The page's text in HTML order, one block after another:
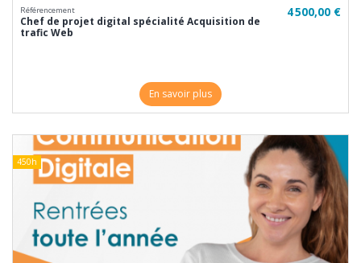
Référencement
Chef de projet digital spécialité Acquisition de
trafic Web
4 500,00 €
En savoir plus
450h